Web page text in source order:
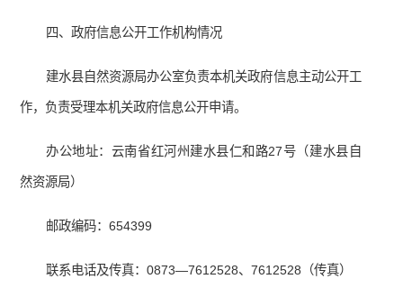
四、政府信息公开工作机构情况
建水县自然资源局办公室负责本机关政府信息主动公开工
作，负责受理本机关政府信息公开申请。
办公地址：云南省红河州建水县仁和路27号（建水县自
然资源局）
邮政编码：654399
联系电话及传真：0873—7612528、7612528（传真）